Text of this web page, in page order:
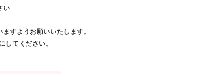
い
すようお願いいたします。
してください。